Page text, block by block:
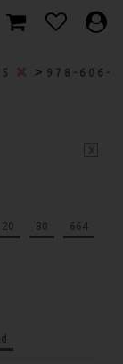
> 978-606-
80 664